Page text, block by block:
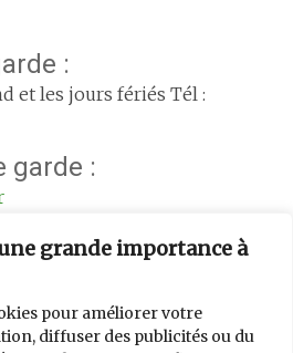
grande importance à
pour améliorer votre
diffuser des publicités ou du
:
et les jours fériés Tél :
garde :
end :
06.74.56.33.39